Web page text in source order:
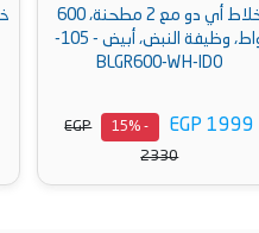
خلاط أي دو مع 2 مطحنة، 600
واط، وظيفة النبض، أبيض - 105-
BLGR600-WH-IDO
EGP 1999
EGP
2330